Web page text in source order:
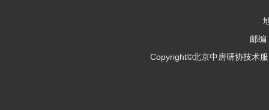
邮
Copyright©北京中房研协技术